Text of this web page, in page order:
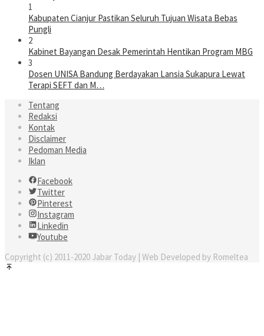
1
Kabupaten Cianjur Pastikan Seluruh Tujuan Wisata Bebas
Pungli
2
Kabinet Bayangan Desak Pemerintah Hentikan Program MBG
3
Dosen UNISA Bandung Berdayakan Lansia Sukapura Lewat
Terapi SEFT dan M…
Tentang
Redaksi
Kontak
Disclaimer
Pedoman Media
Iklan
Facebook
Twitter
Pinterest
Instagram
Linkedin
Youtube
Copyright (c) 2011-2020 Jabar Today | Web Developed by Romeltea